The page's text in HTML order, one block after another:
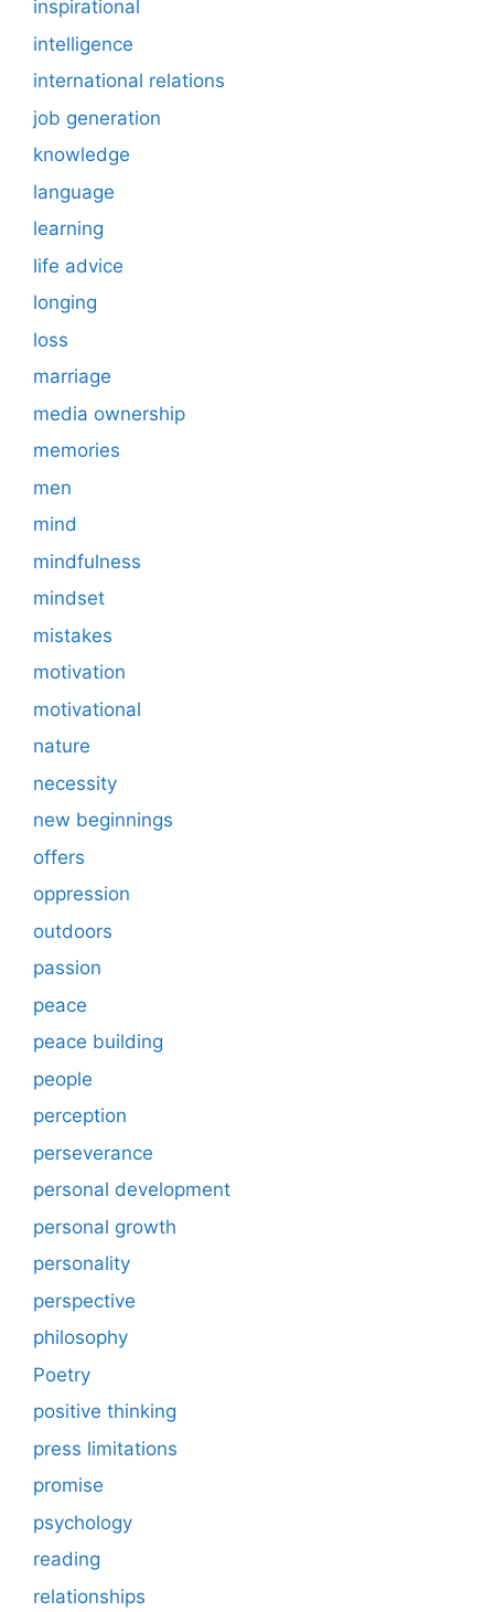
inspirational
intelligence
international relations
job generation
knowledge
language
learning
life advice
longing
loss
marriage
media ownership
memories
men
mind
mindfulness
mindset
mistakes
motivation
motivational
nature
necessity
new beginnings
offers
oppression
outdoors
passion
peace
peace building
people
perception
perseverance
personal development
personal growth
personality
perspective
philosophy
Poetry
positive thinking
press limitations
promise
psychology
reading
relationships